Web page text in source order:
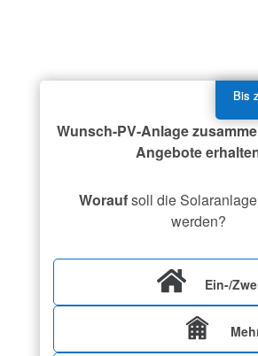
Wunsch-PV-Anlage
Angebote
Woraufsoll die
werden?
Ein-/